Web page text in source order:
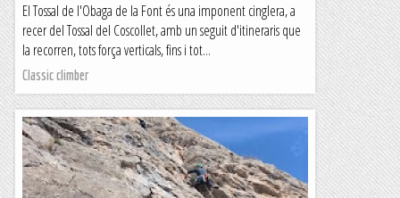
El Tossal de l'Obaga de la Font és una imponent cinglera, a
recer del Tossal del Coscollet, amb un seguit d'itineraris que
la recorren, tots força verticals, fins i tot...
Classic climber